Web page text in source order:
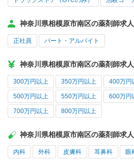
神奈川県相模原市南区の薬剤師求
正社員 パート・アルバイト
神奈川県相模原市南区の薬剤師求
300万円以上 350万円以上 400万円
500万円以上 550万円以上 600万円
700万円以上 800万円以上
神奈川県相模原市南区の薬剤師求
内科 外科 皮膚科 耳鼻科 眼